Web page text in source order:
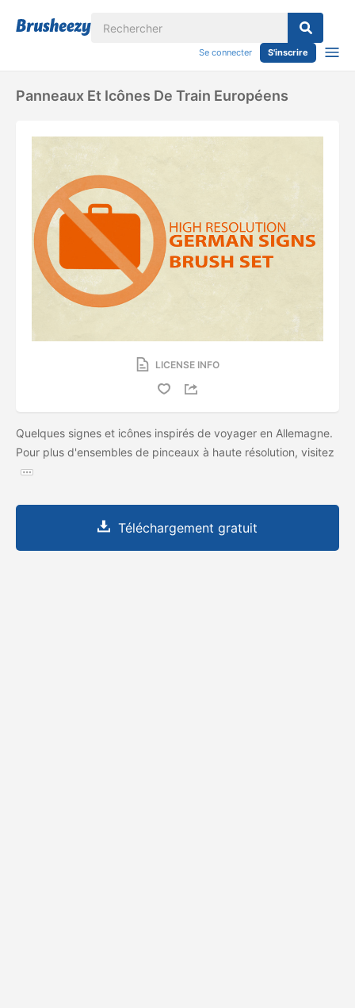
Se connecter S'inscrire
Panneaux Et Icônes De Train Européens
LICENSE INFO
Quelques signes et icônes inspirés de voyager en Allemagne.
Pour plus d'ensembles de pinceaux à haute résolution, visitez
Téléchargement gratuit